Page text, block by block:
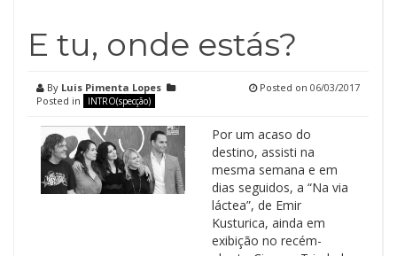
E tu, onde estás?
By Luis Pimenta Lopes
Posted in
INTRO(specção)
Posted on 06/03/2017
Por um acaso do
destino, assisti na
mesma semana e em
dias seguidos, a “Na via
láctea”, de Emir
Kusturica, ainda em
exibição no recém-